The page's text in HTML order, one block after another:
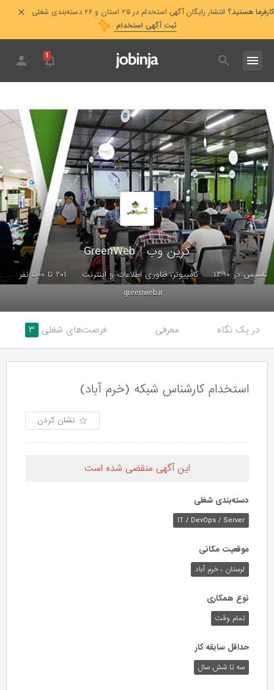
کارفرما هستید؟ انتشار رایگان آگهی استخدام در ۲۵ استان و ۲۶ دسته‌بندی شغلی
ثبت آگهی استخدام
۱
گرین وب|
GreenWeb
تاسیس در ۱۳۹۰ کامپیوتر، فناوری اطلاعات و اینترنت
۲۰۱ تا ۵۰۰ نفر
greenweb.ir
در یک نگاه معرفی فرصت‌های شغلی ۳
استخدام کارشناس شبکه (خرم آباد)
نشان کردن
این آگهی منقضی شده است
دسته‌بندی شغلی
IT / DevOps / Server
موقعیت مکانی
لرستان ، خرم آباد
نوع همکاری
تمام وقت
حداقل سابقه کار
سه تا شش سال